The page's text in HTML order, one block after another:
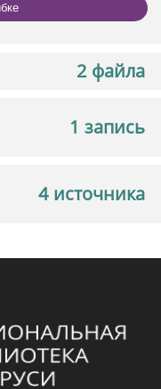
2 файла
1 запись
4 источника